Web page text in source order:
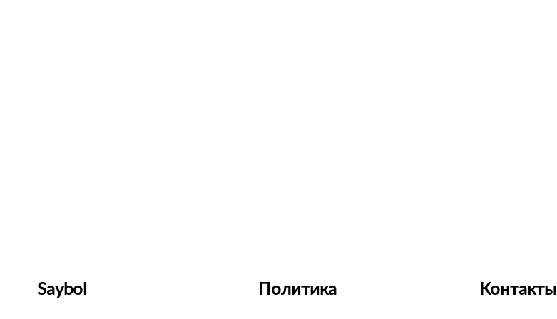
Saybol Политика Контакты